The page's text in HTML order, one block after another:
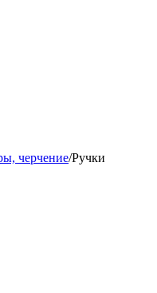
черчение/Ручки